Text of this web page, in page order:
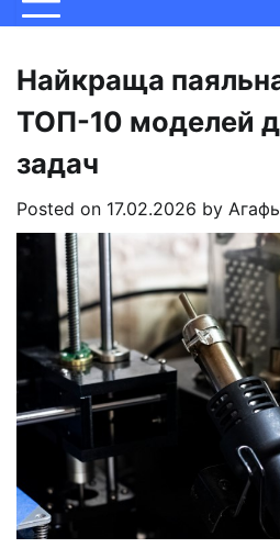
Найкраща
ТОП-10 моделей
задач
Posted on 17.02.2026 by